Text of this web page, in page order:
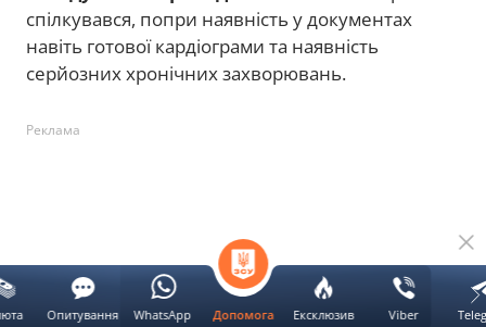
спілкувався, попри наявність у документах
навіть готової кардіограми та наявність
серйозних хронічних захворювань.
Реклама
Допомога Ексклюзив Viber
Опитування WhatsApp